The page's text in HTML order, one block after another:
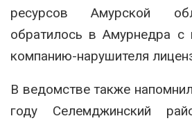
ресурсов Амурской
обратилось в Амурнедра с
компанию-нарушителя
В ведомстве также
году Селемджинский